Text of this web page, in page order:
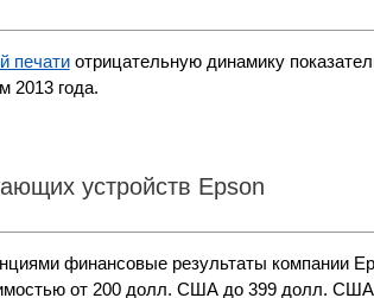
печатиотрицательную динамику
2013 года.
устройств Epson
финансовые результаты компании
от 200 долл. США до 399 долл.